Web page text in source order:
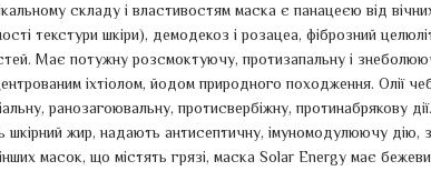
складу і властивостям маска є панацеєю від
текстури шкіри), демодекоз і розацеа, фіброзний
Має потужну розсмоктуючу, протизапальну і
іхтіолом, йодом природного походження. Олії
ранозагоювальну, протисвербіжну, протинабрякову
шкірний жир, надають антисептичну, імуномодулюючу дію,
інших масок, що містять грязі, маска Solar Energy має